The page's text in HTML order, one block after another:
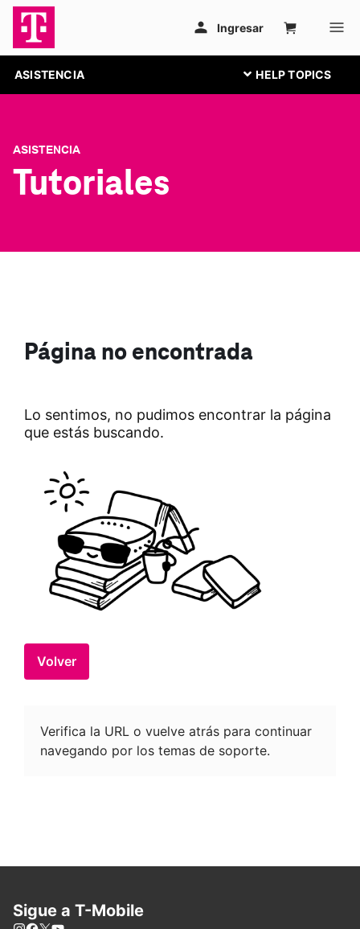
ASISTENCIA
ASISTENCIA
Tutoriales